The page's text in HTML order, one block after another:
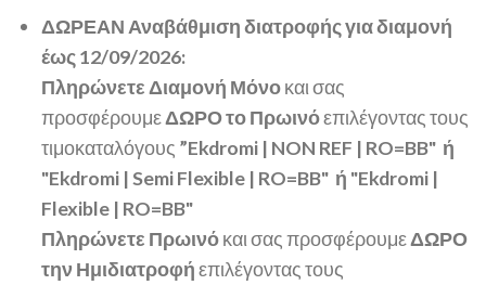
ΔΩΡΕΑΝ Αναβάθμιση διατροφήςγια διαμονή
έως 12/09/2026:
Πληρώνετε Διαμονή Μόνοκαι σας
προσφέρουμεΔΩΡΟ το Πρωινόεπιλέγοντας τους
τιμοκαταλόγους ”Ekdromi | NON REF | RO=BB" ή
"Ekdromi | Semi Flexible | RO=BB" ή "Ekdromi |
Flexible | RO=BB"
Πληρώνετε Πρωινόκαι σας προσφέρουμεΔΩΡΟ
την Ημιδιατροφήεπιλέγοντας τους